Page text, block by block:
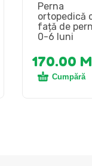
Perna
ortopedică
față de
0-6 luni
170.00
Cumpără